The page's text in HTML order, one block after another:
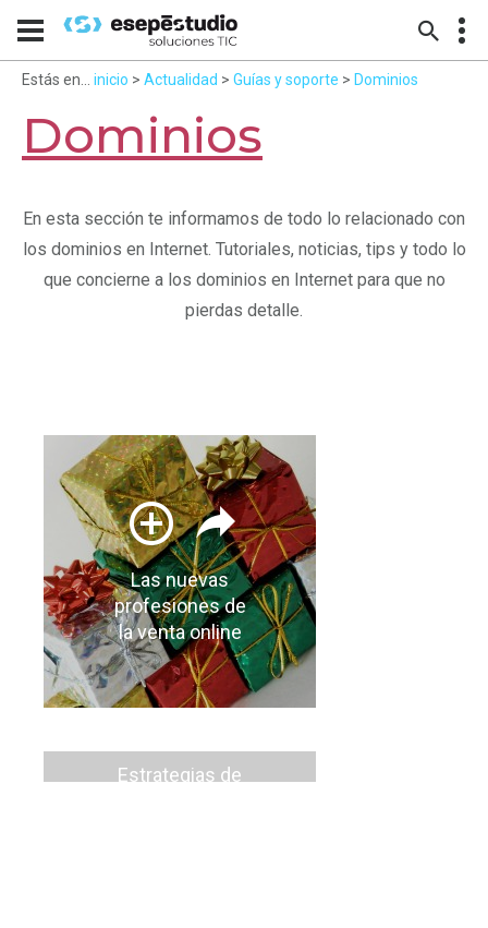
Estás en... inicio > Actualidad > Guías y soporte > Dominios
Dominios
En esta sección te informamos de todo lo relacionado con
los dominios en Internet. Tutoriales, noticias, tips y todo lo
que concierne a los dominios en Internet para que no
pierdas detalle.
Las nuevas
profesiones de
la venta online
Estrategias de